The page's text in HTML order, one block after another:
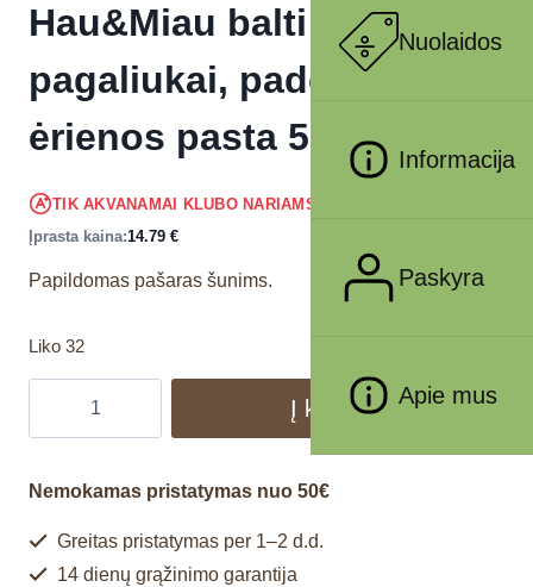
Nuolaidos
Informacija
Paskyra
Apie mus
Hau&Miau balti
pagaliukai, padengti
ėrienos pasta 500g
TIK AKVANAMAI KLUBO NARIAMS
Įprasta kaina:14.79 €
Papildomas pašaras šunims.
Liko 32
Į krepšelį
Nemokamas pristatymas nuo 50€
Greitas pristatymas per 1–2 d.d.
14 dienų grąžinimo garantija